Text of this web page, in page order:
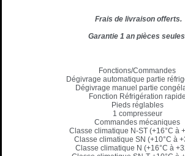
Frais de livraison offerts.
Garantie 1 an pièces
Fonctions/Commandes
Dégivrage automatique partie
Dégivrage manuel partie
Fonction Réfrigération rapide
Pieds réglables
1 compresseur
Commandes mécaniques
Classe climatique N-ST (+16°C à
Classe climatique SN (+10°C à
Classe climatique N (+16°C à